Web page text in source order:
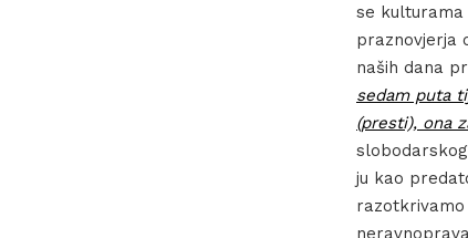
se kulturama
praznovjerja
naših dana
sedam puta
(presti), ona
ju kao